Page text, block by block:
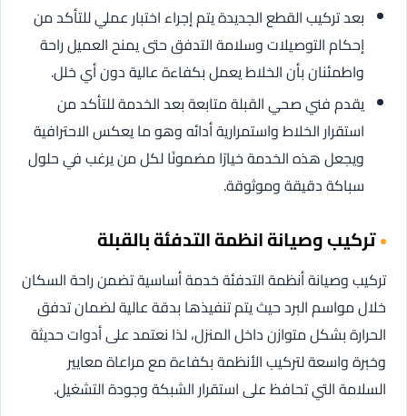
بعد تركيب القطع الجديدة يتم إجراء اختبار عملي للتأكد من
إحكام التوصيلات وسلامة التدفق حتى يمنح العميل راحة
واطمئنان بأن الخلاط يعمل بكفاءة عالية دون أي خلل.
يقدم فني صحي القبلة متابعة بعد الخدمة للتأكد من
استقرار الخلاط واستمرارية أدائه وهو ما يعكس الاحترافية
ويجعل هذه الخدمة خيارًا مضمونًا لكل من يرغب في حلول
سباكة دقيقة وموثوقة.
تركيب وصيانة انظمة التدفئة بالقبلة
تركيب وصيانة أنظمة التدفئة خدمة أساسية تضمن راحة السكان
خلال مواسم البرد حيث يتم تنفيذها بدقة عالية لضمان تدفق
الحرارة بشكل متوازن داخل المنزل، لذا نعتمد على أدوات حديثة
وخبرة واسعة لتركيب الأنظمة بكفاءة مع مراعاة معايير
السلامة التي تحافظ على استقرار الشبكة وجودة التشغيل.